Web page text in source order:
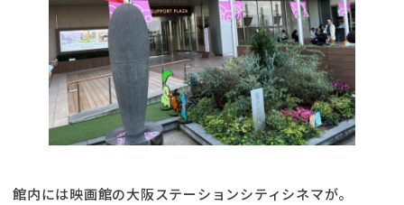
館内には映画館の大阪ステーションシティシネマが。